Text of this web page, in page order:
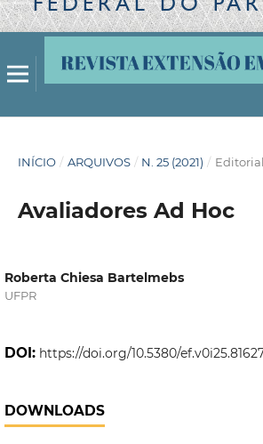
INÍCIO / ARQUIVOS / N. 25 (2021) / Editorial
Avaliadores Ad Hoc
Roberta Chiesa Bartelmebs
UFPR
DOI: https://doi.org/10.5380/
DOWNLOADS